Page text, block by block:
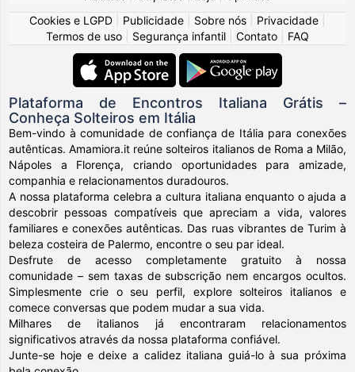
Cookies e LGPD
Publicidade Sobre nós Privacidade
Termos de uso
Segurança infantil Contato FAQ
Plataforma de Encontros Italiana Grátis –
Conheça Solteiros em Itália
Bem-vindo à comunidade de confiança de Itália para conexões
autênticas. Amamiora.it reúne solteiros italianos de Roma a Milão,
Nápoles a Florença, criando oportunidades para amizade,
companhia e relacionamentos duradouros.
A nossa plataforma celebra a cultura italiana enquanto o ajuda a
descobrir pessoas compatíveis que apreciam a vida, valores
familiares e conexões autênticas. Das ruas vibrantes de Turim à
beleza costeira de Palermo, encontre o seu par ideal.
Desfrute de acesso completamente gratuito à nossa
comunidade – sem taxas de subscrição nem encargos ocultos.
Simplesmente crie o seu perfil, explore solteiros italianos e
comece conversas que podem mudar a sua vida.
Milhares de italianos já encontraram relacionamentos
significativos através da nossa plataforma confiável.
Junte-se hoje e deixe a calidez italiana guiá-lo à sua próxima